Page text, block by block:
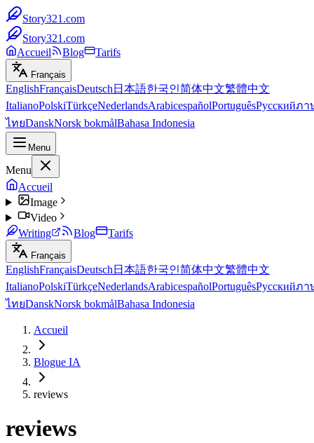
Story321.com
Story321.com
Accueil
Blog Tarifs
Français
EnglishFrançaisDeutsch 日本語한국인简体中文繁體中文
ItalianoPolskiTürkçeNederlandsArabicespañolPortuguêsРусскийภา
ไทยDanskNorsk bokmålBahasa Indonesia
Menu
Menu
Accueil
Image
Video
Writing
Blog Tarifs
Français
EnglishFrançaisDeutsch 日本語한국인简体中文繁體中文
ItalianoPolskiTürkçeNederlandsArabicespañolPortuguêsРусскийภา
ไทยDanskNorsk bokmålBahasa Indonesia
Accueil
Blogue IA
reviews
reviews